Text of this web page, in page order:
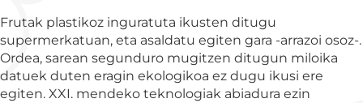
Frutak plastikoz inguratuta ikusten ditugu
supermerkatuan, eta asaldatu egiten gara -arrazoi osoz-.
Ordea, sarean segunduro mugitzen ditugun miloika
datuek duten eragin ekologikoa ez dugu ikusi ere
egiten. XXI. mendeko teknologiak abiadura ezin